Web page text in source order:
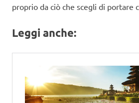
proprio da ciò che scegli di portare
Leggi anche: